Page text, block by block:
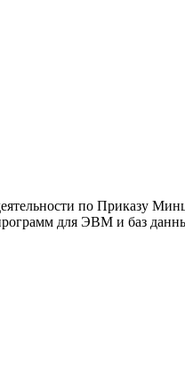
по Приказу
для ЭВМ и баз